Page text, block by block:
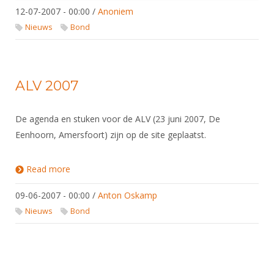
12-07-2007 - 00:00 / Anoniem
Nieuws Bond
ALV 2007
De agenda en stuken voor de ALV (23 juni 2007, De
Eenhoorn, Amersfoort) zijn op de site geplaatst.
Read more
09-06-2007 - 00:00 / Anton Oskamp
Nieuws Bond